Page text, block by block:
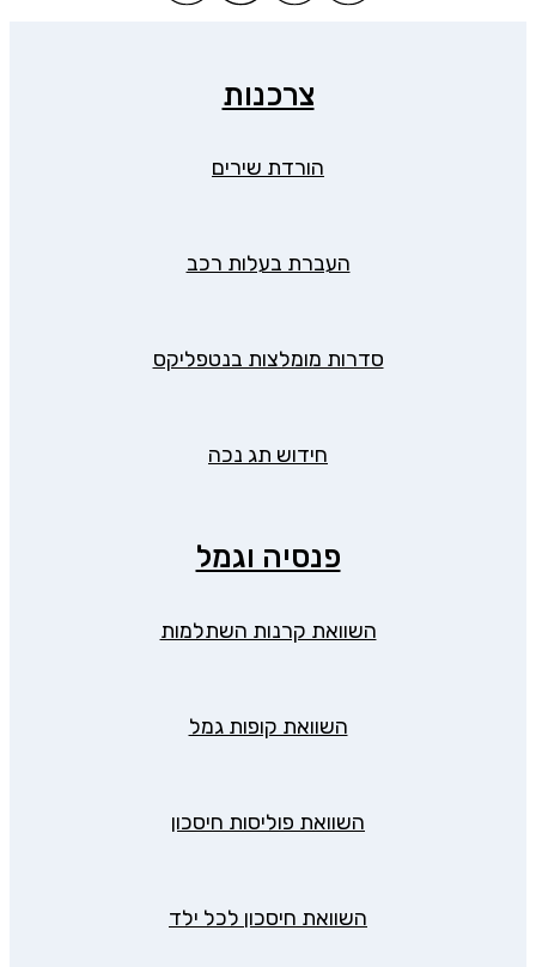
צרכנות
הורדת שירים
העברת בעלות רכב
סדרות מומלצות בנטפליקס
חידוש תג נכה
פנסיה וגמל
השוואת קרנות השתלמות
השוואת קופות גמל
השוואת פוליסות חיסכון
השוואת חיסכון לכל ילד